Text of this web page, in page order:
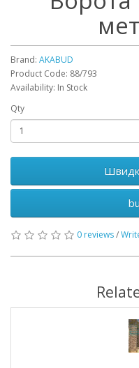
Brand: AKABUD
Product Code: 88/793
Availability: In Stock
Qty
0 reviews/